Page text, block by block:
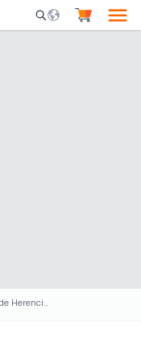
Mobile Search
Centro de Herencia India